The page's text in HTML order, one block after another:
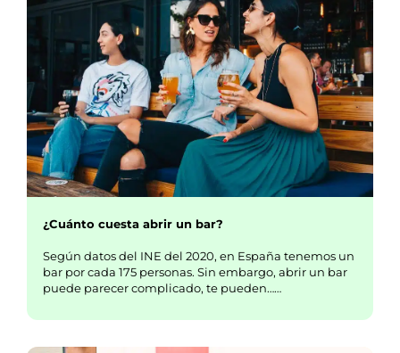
¿Cuánto cuesta abrir un bar?
Según datos del INE del 2020, en España tenemos un
bar por cada 175 personas. Sin embargo, abrir un bar
puede parecer complicado, te pueden……